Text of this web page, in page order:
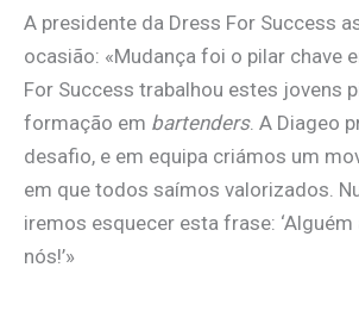
A presidente da Dress For Success
ocasião: «Mudança foi o pilar chave
For Success trabalhou estes jovens
formação em bartenders. A Diageo
desafio, e em equipa criámos um
em que todos saímos valorizados.
iremos esquecer esta frase:
nós!’»